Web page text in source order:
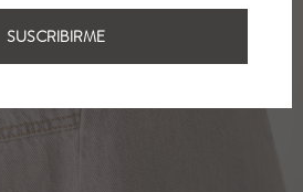
SUSCRIBIRME